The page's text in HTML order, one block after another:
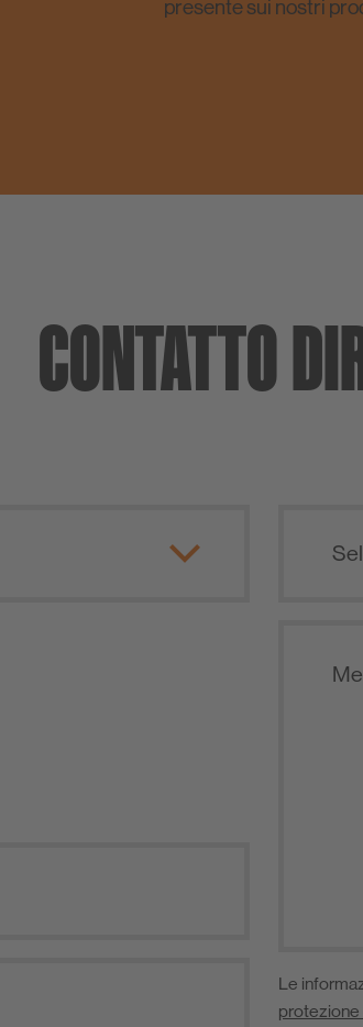
presente sui nostri
CONTATTO
Le
protezione